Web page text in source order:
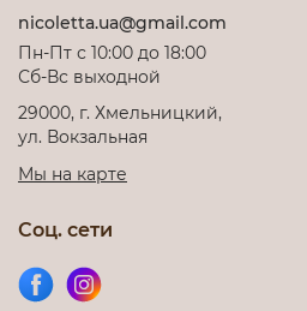
nicoletta.ua@gmail.com
Пн-Пт с 10:00 до 18:00
Сб-Вс выходной
29000, г. Хмельницкий,
ул. Вокзальная
Мы на карте
Соц. сети